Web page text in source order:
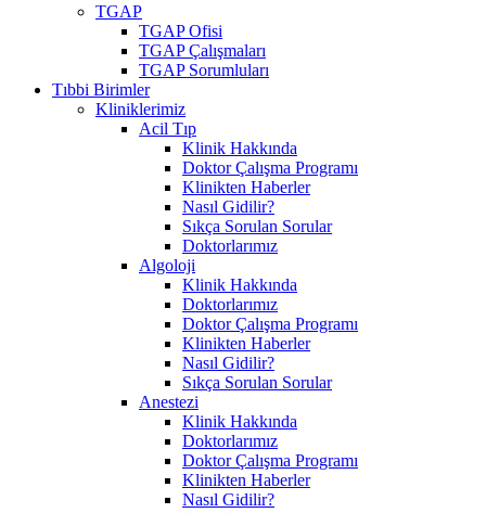
TGAP
TGAP Ofisi
TGAP Çalışmaları
TGAP Sorumluları
Tıbbi Birimler
Kliniklerimiz
Acil Tıp
Klinik Hakkında
Doktor Çalışma Programı
Klinikten Haberler
Nasıl Gidilir?
Sıkça Sorulan Sorular
Doktorlarımız
Algoloji
Klinik Hakkında
Doktorlarımız
Doktor Çalışma Programı
Klinikten Haberler
Nasıl Gidilir?
Sıkça Sorulan Sorular
Anestezi
Klinik Hakkında
Doktorlarımız
Doktor Çalışma Programı
Klinikten Haberler
Nasıl Gidilir?